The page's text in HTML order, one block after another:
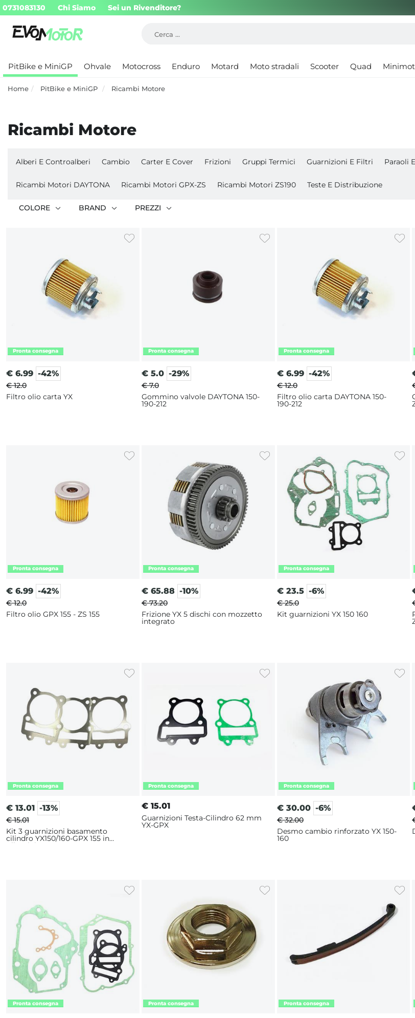
0731083130 Chi Siamo Sei un Rivenditore?
PitBike e MiniGP Ohvale Motocross Enduro Motard Moto stradali Scooter Quad
Home PitBike e MiniGP Ricambi Motore
Ricambi Motore
Alberi E Controalberi Cambio Carter E Cover Frizioni Gruppi Termici Guarnizioni E Filtri Paraoli
Ricambi Motori DAYTONA Ricambi Motori GPX-ZS Ricambi Motori ZS190 Teste E Distribuzione
COLORE BRAND PREZZI
€ 6.99 -42%
€ 12.0
Filtro olio carta YX
€ 5.0 -29%
€ 7.0
Gommino valvole DAYTONA 150-
190-212
€ 6.99 -42%
€ 12.0
Filtro olio carta DAYTONA 150-
190-212
€ 6.99 -42%
€ 12.0
Filtro olio GPX 155 - ZS 155
€ 65.88 -10%
€ 73.20
Frizione YX 5 dischi con mozzetto
integrato
€ 23.5 -6%
€ 25.0
Kit guarnizioni YX 150 160
€ 13.01 -13%
€ 15.01
Kit 3 guarnizioni basamento
cilindro YX150/160-GPX 155 in
Alluminio
€ 15.01
Guarnizioni Testa-Cilindro 62 mm
YX-GPX
€ 30.00 -6%
€ 32.00
Desmo cambio rinforzato YX 150-
160